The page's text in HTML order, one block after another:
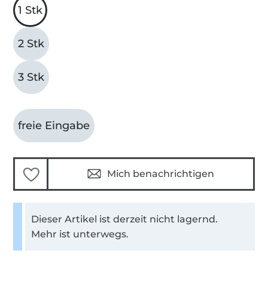
1 Stk
2 Stk
3 Stk
freie Eingabe
Mich benachrichtigen
Dieser Artikel ist derzeit nicht lagernd.
Mehr ist unterwegs.